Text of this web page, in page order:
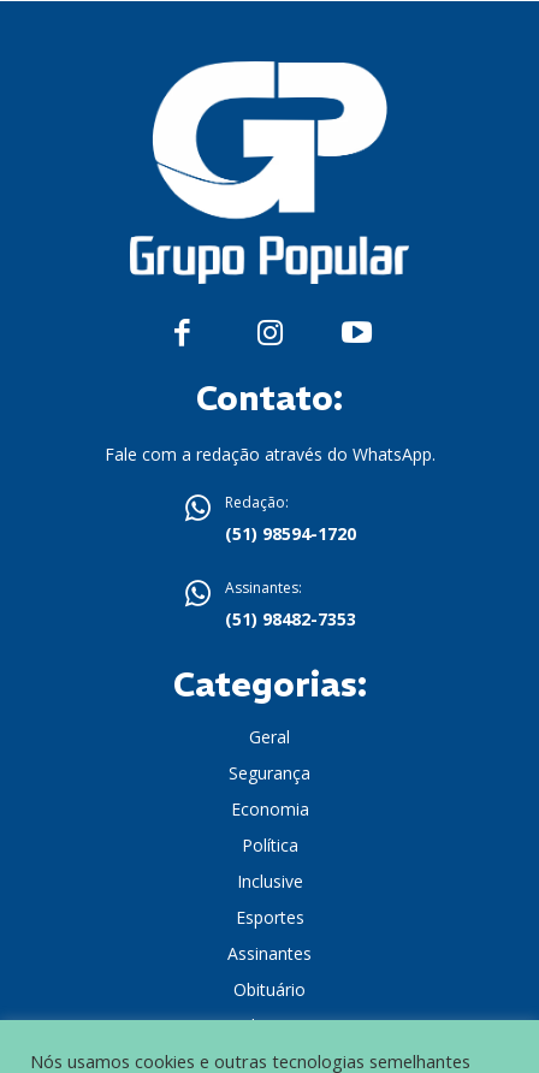
Contato:
Fale com a redação através do WhatsApp.
Redação:
(51) 98594-1720
Assinantes:
(51) 98482-7353
Categorias:
Geral
Segurança
Economia
Política
Inclusive
Esportes
Assinantes
Obituário
Colunistas
Nós usamos cookies e outras tecnologias semelhantes